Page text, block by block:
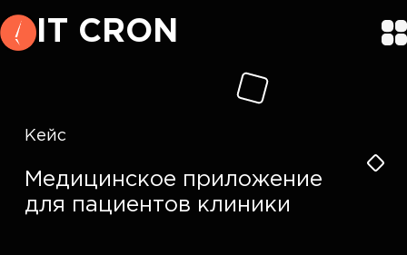
IT CRON
Кейс
Медицинское приложение
для пациентов клиники